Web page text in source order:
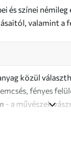
és színei
valamint a
közül
fényes
- a művészek